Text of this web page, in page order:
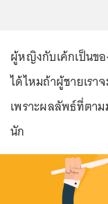
ผู้หญิงกับเค้กเป็นข
ได้ไหมถ้าผู้ชายเร
เพราะผลลัพธ์ที่ตา
นัก